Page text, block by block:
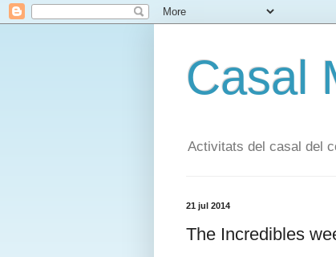
Casal
Activitats del casal del
21 jul 2014
The Incredibles